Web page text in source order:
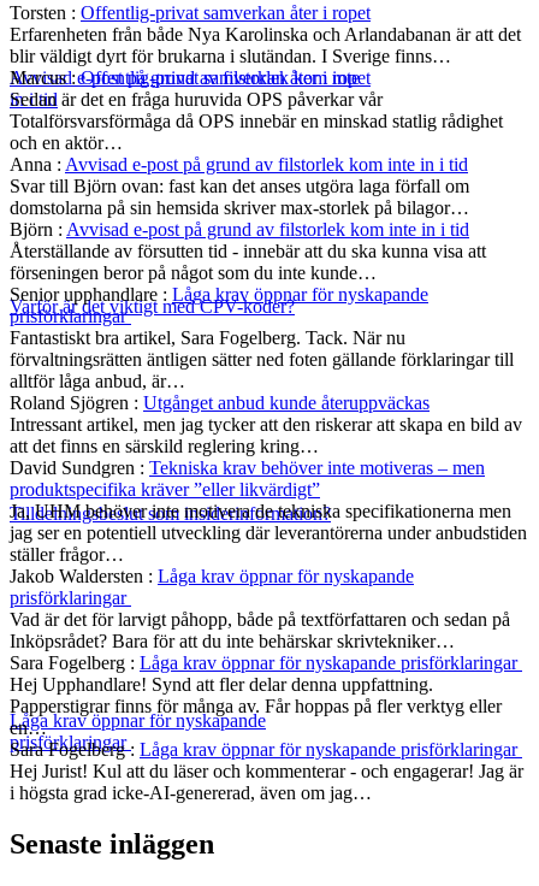
Avvisad e-post på grund av filstorlek kom inte
in i tid
Varför är det viktigt med CPV-koder?
Tilldelningsbeslut som insiderinformation?
Låga krav öppnar för nyskapande
prisförklaringar
Torsten : Offentlig-privat samverkan åter i ropet
Erfarenheten från både Nya Karolinska och Arlandabanan är att det
blir väldigt dyrt för brukarna i slutändan. I Sverige finns…
Marcus:Offentlig-privat samverkan åter i ropet
Sedan är det en fråga huruvida OPS påverkar vår
Totalförsvarsförmåga då OPS innebär en minskad statlig rådighet
och en aktör…
Anna : Avvisad e-post på grund av filstorlek kom inte in i tid
Svar till Björn ovan: fast kan det anses utgöra laga förfall om
domstolarna på sin hemsida skriver max-storlek på bilagor…
Björn : Avvisad e-post på grund av filstorlek kom inte in i tid
Återställande av försutten tid - innebär att du ska kunna visa att
förseningen beror på något som du inte kunde…
Senior upphandlare : Låga krav öppnar för nyskapande
prisförklaringar
Fantastiskt bra artikel, Sara Fogelberg. Tack. När nu
förvaltningsrätten äntligen sätter ned foten gällande förklaringar till
alltför låga anbud, är…
Roland Sjögren : Utgånget anbud kunde återuppväckas
Intressant artikel, men jag tycker att den riskerar att skapa en bild av
att det finns en särskild reglering kring…
David Sundgren : Tekniska krav behöver inte motiveras – men
produktspecifika kräver ”eller likvärdigt”
Ja, UHM behöver inte motivera de tekniska specifikationerna men
jag ser en potentiell utveckling där leverantörerna under anbudstiden
ställer frågor…
Jakob Waldersten : Låga krav öppnar för nyskapande
prisförklaringar
Vad är det för larvigt påhopp, både på textförfattaren och sedan på
Inköpsrådet? Bara för att du inte behärskar skrivtekniker…
Sara Fogelberg : Låga krav öppnar för nyskapande prisförklaringar
Hej Upphandlare! Synd att fler delar denna uppfattning.
Papperstigrar finns för många av. Får hoppas på fler verktyg eller
en…
Sara Fogelberg: Låga krav öppnar för nyskapande prisförklaringar
Hej Jurist! Kul att du läser och kommenterar - och engagerar! Jag är
i högsta grad icke-AI-genererad, även om jag…
Senaste inläggen